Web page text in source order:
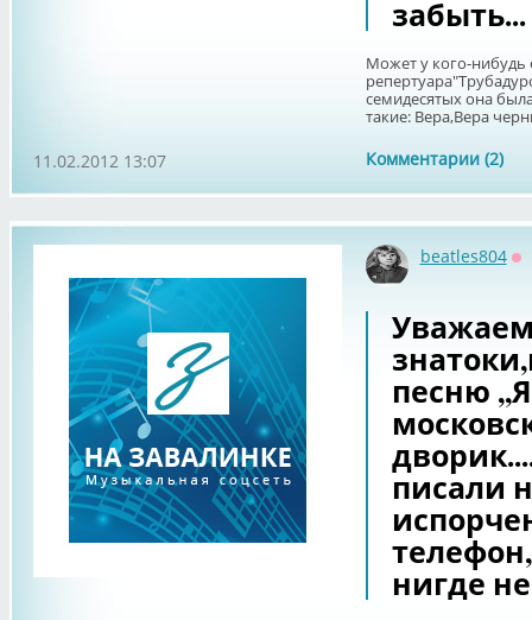
забыть...
Может у кого-нибудь
семидесятых она
такие: Вера,Вера
Комментарии (2)
11.02.2012 13:07
beatles804
песню
писали
нигде